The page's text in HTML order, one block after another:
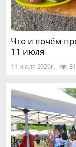
Что и почём
11 июля
11 июля 2026г.